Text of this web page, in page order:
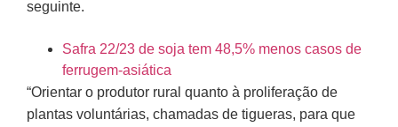
seguinte.
Safra 22/23 de soja tem 48,5% menos casos de
ferrugem-asiática
“Orientar o produtor rural quanto à proliferação de
plantas voluntárias, chamadas de tigueras, para que